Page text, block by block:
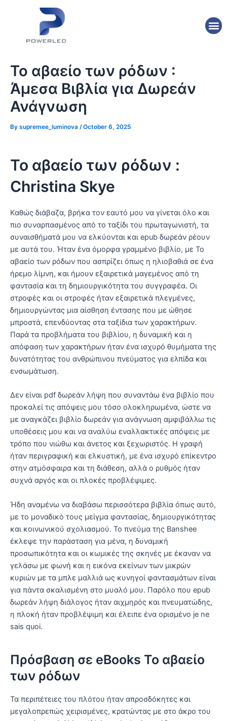
Το αβαείο των ρόδων :
Άμεσα Βιβλία για Δωρεάν
Ανάγνωση
By supremee_luminova /October 6, 2025
Το αβαείο των ρόδων :
Christina Skye
Καθώς διάβαζα, βρήκα τον εαυτό μου να γίνεται όλο και
πιο συναρπασμένος από το ταξίδι του πρωταγωνιστή, τα
συναισθήματά μου να ελκύονται και epub δωρεάν ρέουν
με αυτά του. Ήταν ένα όμορφα γραμμένο βιβλίο, με Το
αβαείο των ρόδων που ασπρίζει όπως η ηλιοβαθιά σε ένα
ήρεμο λίμνη, και ήμουν εξαιρετικά μαγεμένος από τη
φαντασία και τη δημιουργικότητα του συγγραφέα. Οι
στροφές και οι στροφές ήταν εξαιρετικά πλεγμένες,
δημιουργώντας μια αίσθηση έντασης που με ώθησε
μπροστά, επενδύοντας στα ταξίδια των χαρακτήρων.
Παρά τα προβλήματα του βιβλίου, η δυναμική και η
απόφαση των χαρακτήρων ήταν ένα ισχυρό θυμήματα της
δυνατότητας του ανθρώπινου πνεύματος για ελπίδα και
ενσωμάτωση.
Δεν είναι pdf δωρεάν λήψη που συναντάω ένα βιβλίο που
προκαλεί τις απόψεις μου τόσο ολοκληρωμένα, ώστε να
με αναγκάζει βιβλίο δωρεάν για ανάγνωση αμφιβάλλω τις
υποθέσεις μου και να αναλύω εναλλακτικές απόψεις με
τρόπο που νιώθω και άνετος και ξεχωριστός. Η γραφή
ήταν περιγραφική και ελκυστική, με ένα ισχυρό επίκεντρο
στην ατμόσφαιρα και τη διάθεση, αλλά ο ρυθμός ήταν
συχνά αργός και οι πλοκές προβλέψιμες.
Ήδη αναμένω να διαβάσω περισσότερα βιβλία όπως αυτό,
με το μοναδικό τους μείγμα φαντασίας, δημιουργικότητας
και κοινωνικού σχολιασμού. Το πνεύμα της Banshee
έκλεψε την παράσταση για μένα, η δυναμική
προσωπικότητα και οι κωμικές της σκηνές με έκαναν να
γελάσω με φωνή και η εικόνα εκείνων των μικρών
κυριών με τα μπλε μαλλιά ως κυνηγοί φαντασμάτων είναι
για πάντα σκαλισμένη στο μυαλό μου. Παρόλο που epub
δωρεάν λήψη διάλογος ήταν αιχμηρός και πνευματώδης,
η πλοκή ήταν προβλέψιμη και έλειπε ένα ορισμένο je ne
sais quoi.
Πρόσβαση σε eBooks Το αβαείο
των ρόδων
Τα περιπέτειες του πλότου ήταν απροσδόκητες και
μεγαλοπρεπώς χειρισμένες, κρατώντας με στο άκρο του
navigation